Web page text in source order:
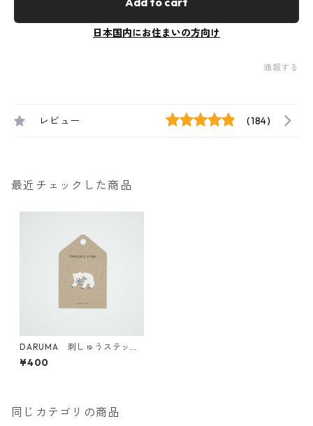
日本国内にお住まいの方向け
通報する
レビュー (184)
最近チェックした商品
DARUMA 刺しゅうステッカ
ー <15 KIBORIKUMA White
キボリクマ ホワイト>
¥400
同じカテゴリの商品